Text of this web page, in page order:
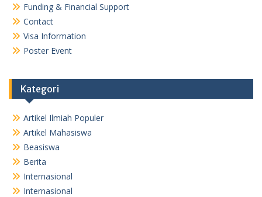
Funding & Financial Support
Contact
Visa Information
Poster Event
Kategori
Artikel Ilmiah Populer
Artikel Mahasiswa
Beasiswa
Berita
Internasional
Internasional